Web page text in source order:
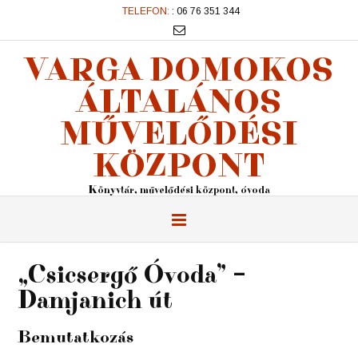
TELEFON: : 06 76 351 344
VARGA DOMOKOS
ÁLTALÁNOS
MŰVELŐDÉSI
KÖZPONT
Könyvtár, művelődési központ, óvoda
„Csicsergő Óvoda” –
Damjanich út
Bemutatkozás